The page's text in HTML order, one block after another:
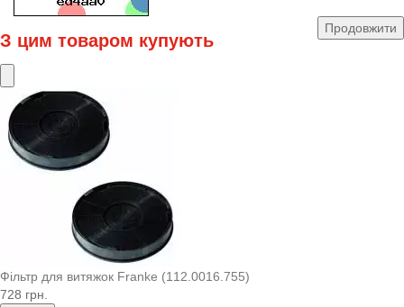
Продовжити
З цим товаром купують
Фільтр для витяжок Franke (112.0016.755)
728 грн.